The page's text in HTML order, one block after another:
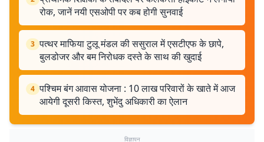
रोक, जानें नयी एसओपी पर कब होगी सुनवाई
3 पत्थर माफिया टुलू मंडल की ससुराल में एसटीएफ के छापे,
बुलडोजर और बम निरोधक दस्ते के साथ की खुदाई
4 पश्चिम बंग आवास योजना : 10 लाख परिवारों के खाते में आज
आयेगी दूसरी किस्त, शुभेंदु अधिकारी का ऐलान
विज्ञापन